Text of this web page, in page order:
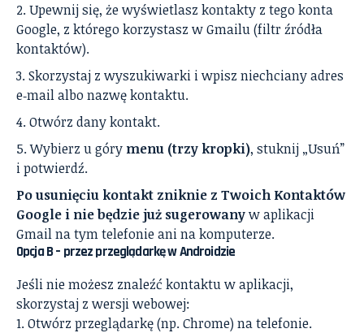
Upewnij się, że wyświetlasz kontakty z tego konta
Google, z którego korzystasz w Gmailu (filtr źródła
kontaktów).
Skorzystaj z wyszukiwarki i wpisz niechciany adres
e‑mail albo nazwę kontaktu.
Otwórz dany kontakt.
Wybierz u góry menu (trzy kropki), stuknij „Usuń”
i potwierdź.
Po usunięciu kontakt zniknie z Twoich Kontaktów
Google i nie będzie już sugerowanyw aplikacji
Gmail na tym telefonie ani na komputerze.
Opcja B – przez przeglądarkę w Androidzie
Jeśli nie możesz znaleźć kontaktu w aplikacji,
skorzystaj z wersji webowej:
Otwórz przeglądarkę (np. Chrome) na telefonie.